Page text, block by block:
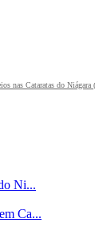
nas Cataratas do Niágara
Ni...
Ca...